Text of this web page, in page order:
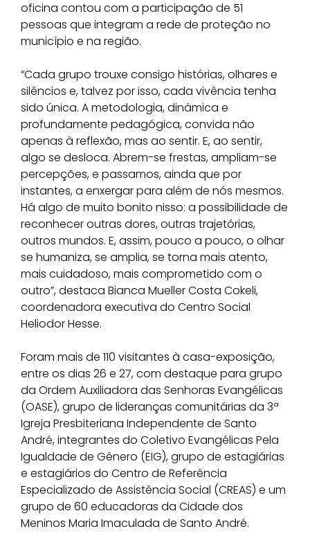
oficina contou com a participação de 51
pessoas que integram a rede de proteção no
município e na região.
“Cada grupo trouxe consigo histórias, olhares e
silêncios e, talvez por isso, cada vivência tenha
sido única. A metodologia, dinâmica e
profundamente pedagógica, convida não
apenas à reflexão, mas ao sentir. E, ao sentir,
algo se desloca. Abrem-se frestas, ampliam-se
percepções, e passamos, ainda que por
instantes, a enxergar para além de nós mesmos.
Há algo de muito bonito nisso: a possibilidade de
reconhecer outras dores, outras trajetórias,
outros mundos. E, assim, pouco a pouco, o olhar
se humaniza, se amplia, se torna mais atento,
mais cuidadoso, mais comprometido com o
outro”, destaca Bianca Mueller Costa Cokeli,
coordenadora executiva do Centro Social
Heliodor Hesse.
Foram mais de 110 visitantes à casa-exposição,
entre os dias 26 e 27, com destaque para grupo
da Ordem Auxiliadora das Senhoras Evangélicas
(OASE), grupo de lideranças comunitárias da 3ª
Igreja Presbiteriana Independente de Santo
André, integrantes do Coletivo Evangélicas Pela
Igualdade de Gênero (EIG), grupo de estagiárias
e estagiários do Centro de Referência
Especializado de Assistência Social (CREAS) e um
grupo de 60 educadoras da Cidade dos
Meninos Maria Imaculada de Santo André.